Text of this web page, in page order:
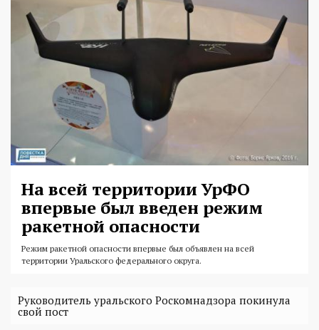
На всей территории УрФО
впервые был введен режим
ракетной опасности
Режим ракетной опасности впервые был объявлен на всей
территории Уральского федерального округа.
Руководитель уральского Роскомнадзора покинула
свой пост